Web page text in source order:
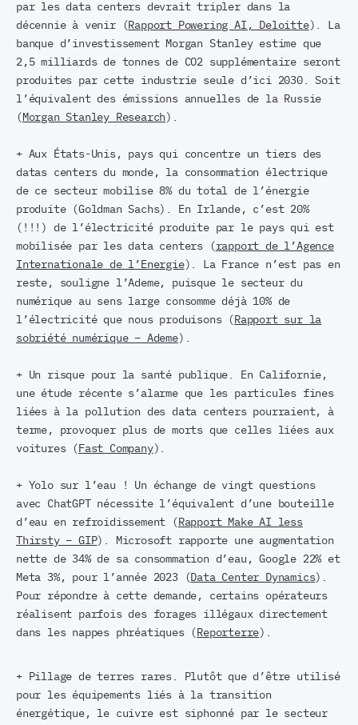
par les data centers devrait tripler dans la
décennie à venir ( Rapport Powering AI, Deloitte). La
banque d’investissement Morgan Stanley estime que
2,5 milliards de tonnes de CO2 supplémentaire seront
produites par cette industrie seule d’ici 2030. Soit
l’équivalent des émissions annuelles de la Russie
( Morgan Stanley Research ).
+ Aux États-Unis, pays qui concentre un tiers des
datas centers du monde, la consommation électrique
de ce secteur mobilise 8% du total de l’énergie
produite (Goldman Sachs). En Irlande, c’est 20%
(!!!) de l’électricité produite par le pays qui est
mobilisée par les data centers ( rapport de l’Agence
Internationale de l’Energie). La France n’est pas en
reste, souligne l’Ademe, puisque le secteur du
numérique au sens large consomme déjà 10% de
l’électricité que nous produisons ( Rapport sur la
sobriété numérique – Ademe).
+ Un risque pour la santé publique. En Californie,
une étude récente s’alarme que les particules fines
liées à la pollution des data centers pourraient, à
terme, provoquer plus de morts que celles liées aux
voitures ( Fast Company).
+ Yolo sur l’eau ! Un échange de vingt questions
avec ChatGPT nécessite l’équivalent d’une bouteille
d’eau en refroidissement ( Rapport Make AI less
Thirsty – GIP). Microsoft rapporte une augmentation
nette de 34% de sa consommation d’eau, Google 22% et
Meta 3%, pour l’année 2023 ( Data Center Dynamics).
Pour répondre à cette demande, certains opérateurs
réalisent parfois des forages illégaux directement
dans les nappes phréatiques ( Reporterre).
+ Pillage de terres rares. Plutôt que d’être utilisé
pour les équipements liés à la transition
énergétique, le cuivre est siphonné par le secteur